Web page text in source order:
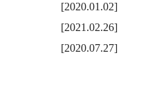
[2020.01.02]
[2021.02.26]
[2020.07.27]